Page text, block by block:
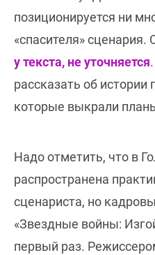
позиционируется ни
«спасителя» сценария.
у текста, не уточняется
рассказать об истории
которые выкрали
Надо отметить, что в
распространена
сценариста, но
«Звездные войны:
первый раз.